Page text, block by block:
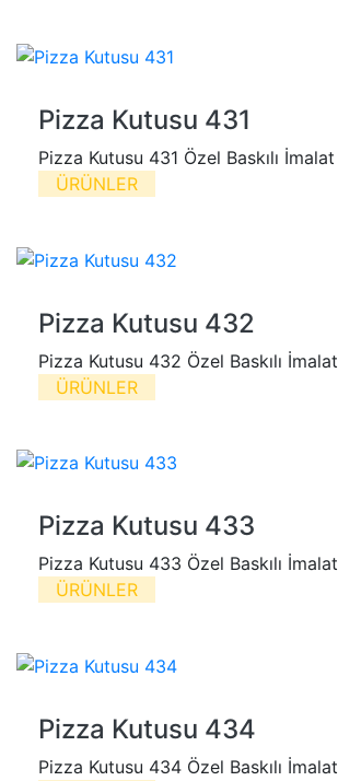
Pizza Kutusu 431
Pizza Kutusu 431 Özel Baskılı İmalat
ÜRÜNLER
Pizza Kutusu 432
Pizza Kutusu 432 Özel Baskılı İmalat
ÜRÜNLER
Pizza Kutusu 433
Pizza Kutusu 433 Özel Baskılı İmalat
ÜRÜNLER
Pizza Kutusu 434
Pizza Kutusu 434 Özel Baskılı İmalat